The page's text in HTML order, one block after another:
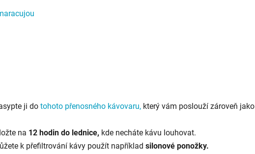
ji do tohoto přenosného kávovaru, který vám poslouží zároveň jako
na 12 hodin do lednice, kde necháte kávu louhovat.
k přefiltrování kávy použít například silonové ponožky.